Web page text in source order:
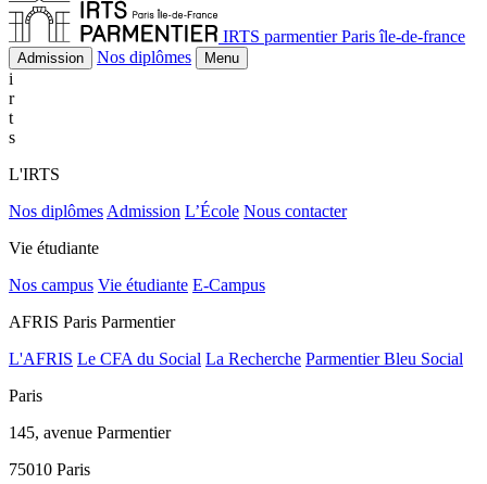
IRTS parmentier Paris île-de-france
Admission Nos diplômes Menu
i
r
t
s
L'IRTS
Nos diplômes Admission L’École Nous contacter
Vie étudiante
Nos campus Vie étudiante E-Campus
AFRIS Paris Parmentier
L'AFRIS Le CFA du Social La Recherche Parmentier Bleu Social
Paris
145, avenue Parmentier
75010 Paris